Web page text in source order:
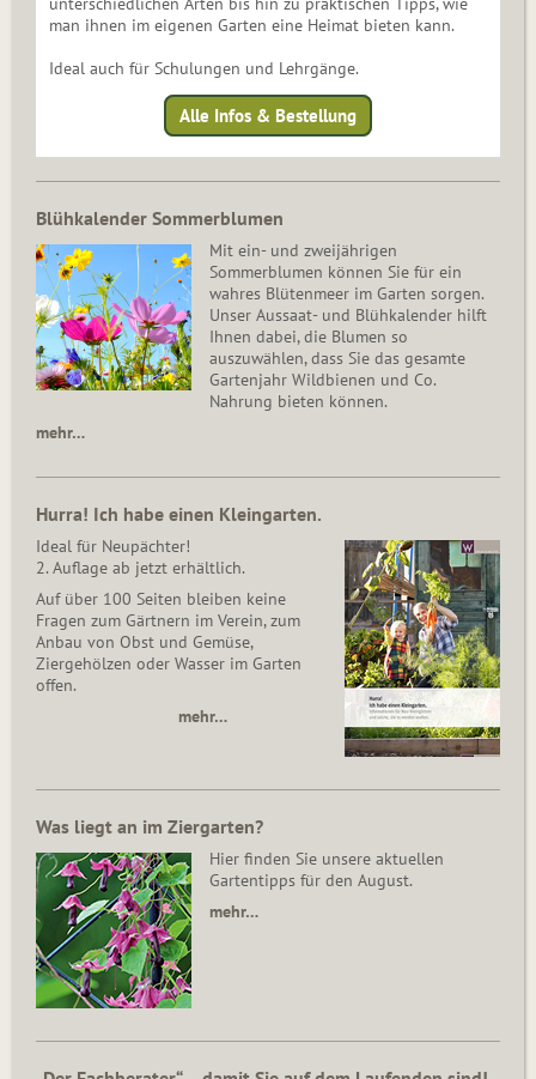
man ihnen im eigenen Garten eine Heimat bieten kann.
Ideal auch für Schulungen und Lehrgänge.
Alle Infos & Bestellung
Blühkalender Sommerblumen
Mit ein- und zweijährigen
Sommerblumen können Sie für ein
wahres Blütenmeer im Garten sorgen.
Unser Aussaat- und Blühkalender hilft
Ihnen dabei, die Blumen so
auszuwählen, dass Sie das gesamte
Gartenjahr Wildbienen und Co.
Nahrung bieten können.
mehr…
Hurra! Ich habe einen Kleingarten.
Ideal für Neupächter!
2. Auflage ab jetzt erhältlich.
Auf über 100 Seiten bleiben keine
Fragen zum Gärtnern im Verein, zum
Anbau von Obst und Gemüse,
Ziergehölzen oder Wasser im Garten
offen.
mehr…
Was liegt an im Ziergarten?
Hier finden Sie unsere aktuellen
Gartentipps für den August.
mehr…